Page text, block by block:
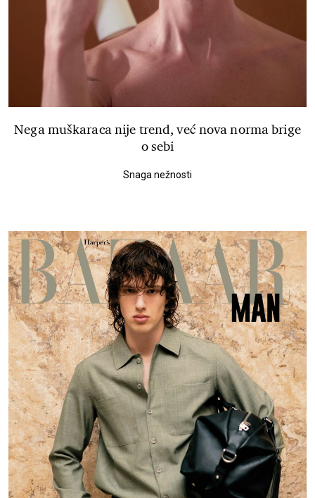
Nega muškaraca nije trend, već nova norma brige
o sebi
Snaga nežnosti